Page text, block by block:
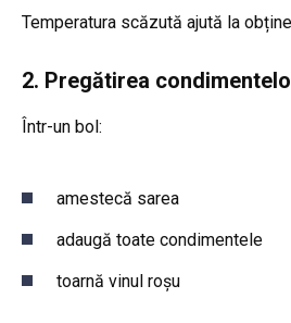
Temperatura scăzută ajută la
2. Pregătirea
Într-un bol:
amestecă sarea
adaugă toate condimentele
toarnă vinul roșu